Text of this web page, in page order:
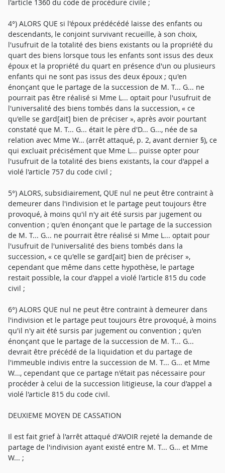
l'article 1360 du code de procédure civile ;
4°) ALORS QUE si l'époux prédécédé laisse des enfants ou
descendants, le conjoint survivant recueille, à son choix,
l'usufruit de la totalité des biens existants ou la propriété du
quart des biens lorsque tous les enfants sont issus des deux
époux et la propriété du quart en présence d'un ou plusieurs
enfants qui ne sont pas issus des deux époux ; qu'en
énonçant que le partage de la succession de M. T... G... ne
pourrait pas être réalisé si Mme L... optait pour l'usufruit de
l'universalité des biens tombés dans la succession, « ce
qu'elle se gard[ait] bien de préciser », après avoir pourtant
constaté que M. T... G... était le père d'D... G..., née de sa
relation avec Mme W... (arrêt attaqué, p. 2, avant dernier §), ce
qui excluait précisément que Mme L... puisse opter pour
l'usufruit de la totalité des biens existants, la cour d'appel a
violé l'article 757 du code civil ;
5°) ALORS, subsidiairement, QUE nul ne peut être contraint à
demeurer dans l'indivision et le partage peut toujours être
provoqué, à moins qu'il n'y ait été sursis par jugement ou
convention ; qu'en énonçant que le partage de la succession
de M. T... G... ne pourrait être réalisé si Mme L... optait pour
l'usufruit de l'universalité des biens tombés dans la
succession, « ce qu'elle se gard[ait] bien de préciser »,
cependant que même dans cette hypothèse, le partage
restait possible, la cour d'appel a violé l'article 815 du code
civil ;
6°) ALORS QUE nul ne peut être contraint à demeurer dans
l'indivision et le partage peut toujours être provoqué, à moins
qu'il n'y ait été sursis par jugement ou convention ; qu'en
énonçant que le partage de la succession de M. T... G...
devrait être précédé de la liquidation et du partage de
l'immeuble indivis entre la succession de M. T... G... et Mme
W..., cependant que ce partage n'était pas nécessaire pour
procéder à celui de la succession litigieuse, la cour d'appel a
violé l'article 815 du code civil.
DEUXIEME MOYEN DE CASSATION
Il est fait grief à l'arrêt attaqué d'AVOIR rejeté la demande de
partage de l'indivision ayant existé entre M. T... G... et Mme
W... ;